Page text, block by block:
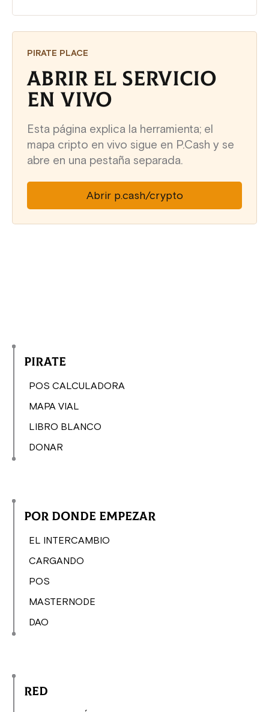
PIRATE PLACE
ABRIR EL SERVICIO
EN VIVO
Esta página explica la herramienta; el
mapa cripto en vivo sigue en P.Cash y se
abre en una pestaña separada.
Abrir p.cash/crypto
Pirate
POS CALCULADORA
MAPA VIAL
LIBRO BLANCO
DONAR
Por donde empezar
EL INTERCAMBIO
CARGANDO
POS
MASTERNODE
DAO
Red